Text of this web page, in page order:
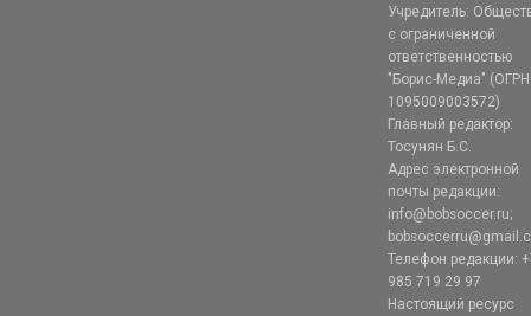
Учредитель:
с ограниченной
ответственностью
"Борис-Медиа" (ОГРН
1095009003572)
Главный редактор:
Тосунян Б.С.
Адрес электронной
почты редакции:
info@bobsoccer.ru;
Телефон редакции:
985 719 29 97
Настоящий ресурс